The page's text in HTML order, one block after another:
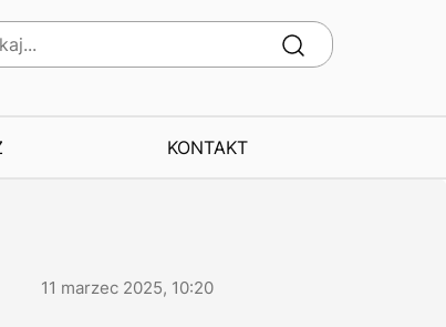
KONTAKT
11 marzec 2025, 10:20